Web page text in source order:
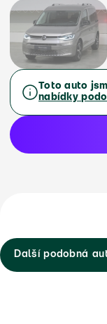
Toto auto
nabídky
Další podobná